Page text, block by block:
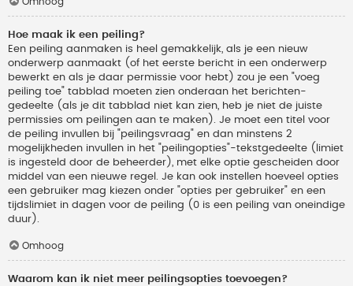
Hoe maak ik een peiling?
Een peiling aanmaken is heel gemakkelijk, als je een nieuw
onderwerp aanmaakt (of het eerste bericht in een onderwerp
bewerkt en als je daar permissie voor hebt) zou je een "voeg
peiling toe" tabblad moeten zien onderaan het berichten-
gedeelte (als je dit tabblad niet kan zien, heb je niet de juiste
permissies om peilingen aan te maken). Je moet een titel voor
de peiling invullen bij "peilingsvraag" en dan minstens 2
mogelijkheden invullen in het "peilingopties"-tekstgedeelte (limiet
is ingesteld door de beheerder), met elke optie gescheiden door
middel van een nieuwe regel. Je kan ook instellen hoeveel opties
een gebruiker mag kiezen onder "opties per gebruiker" en een
tijdslimiet in dagen voor de peiling (0 is een peiling van oneindige
duur).
Omhoog
Waarom kan ik niet meer peilingsopties toevoegen?